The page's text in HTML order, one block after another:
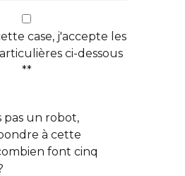
case, j'accepte les
ci-dessous
**
pas un robot,
à cette
font cinq